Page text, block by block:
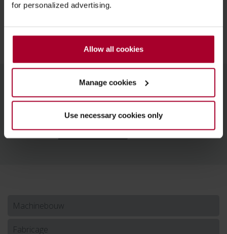
for personalized advertising.
Allow all cookies
Manage cookies
Use necessary cookies only
AST Products
Machinebouw
Fabricage